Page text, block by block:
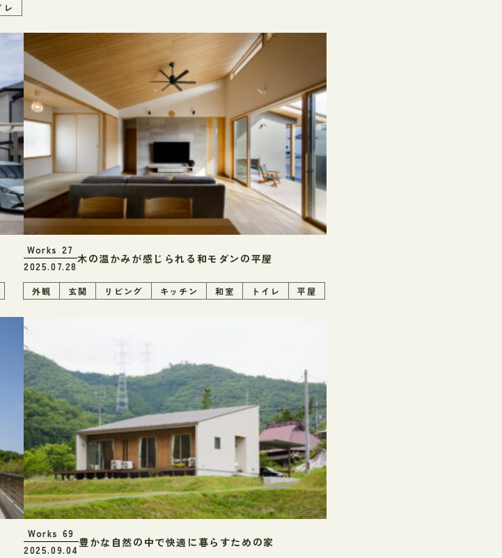
レ
Works 27
2025.07.28
木の温かみが感じられる和モダンの平屋
外観 玄関 リビング キッチン 和室 トイレ 平屋
Works 69
2025.09.04
豊かな自然の中で快適に暮らすための家